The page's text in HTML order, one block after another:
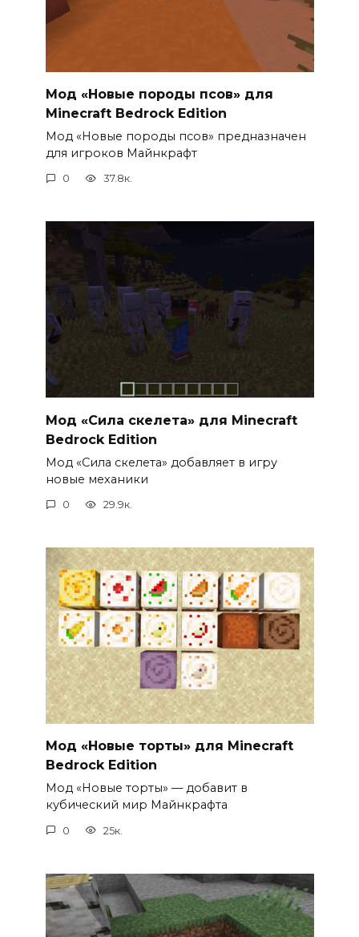
Мод «Новые породы псов» для
Minecraft Bedrock Edition
Мод «Новые породы псов» предназначен
для игроков Майнкрафт
0 37.8к.
Мод «Сила скелета» для Minecraft
Bedrock Edition
Мод «Сила скелета» добавляет в игру
новые механики
0 29.9к.
Мод «Новые торты» для Minecraft
Bedrock Edition
Мод «Новые торты» — добавит в
кубический мир Майнкрафта
0 25к.